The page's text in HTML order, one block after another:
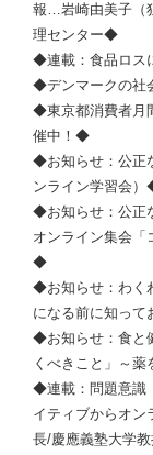
報…岩崎由美子（
理センター◆
◆連載：食品ロス
◆デンマークの社
◆東京都消費者月
催中！◆
◆お知らせ：公正
ンライン学習会
◆お知らせ：公正
オンライン集会「
◆
◆お知らせ：わく
になる前に知っ
◆お知らせ：食と
くべきこと」～
◆連載：問題意識
イティブからオ
長/慶應義塾大学